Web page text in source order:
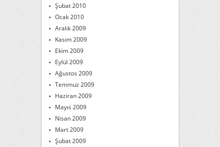
Şubat 2010
Ocak 2010
Aralık 2009
Kasım 2009
Ekim 2009
Eylül 2009
Ağustos 2009
Temmuz 2009
Haziran 2009
Mayıs 2009
Nisan 2009
Mart 2009
Şubat 2009